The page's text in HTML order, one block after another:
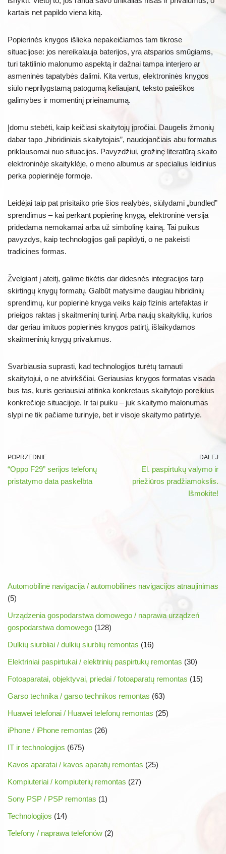
kartais net papildo viena kitą.
Popierinės knygos išlieka nepakeičiamos tam tikrose
situacijose: jos nereikalauja baterijos, yra atsparios smūgiams,
turi taktilinio malonumo aspektą ir dažnai tampa interjero ar
asmeninės tapatybės dalimi. Kita vertus, elektroninės knygos
siūlo neprilygstamą patogumą keliaujant, teksto paieškos
galimybes ir momentinį prieinamumą.
Įdomu stebėti, kaip keičiasi skaitytojų įpročiai. Daugelis žmonių
dabar tapo „hibridiniais skaitytojais”, naudojančiais abu formatus
priklausomai nuo situacijos. Pavyzdžiui, grožinę literatūrą skaito
elektroninėje skaityklėje, o meno albumus ar specialius leidinius
perka popierinėje formoje.
Leidėjai taip pat prisitaiko prie šios realybės, siūlydami „bundled”
sprendimus – kai perkant popierinę knygą, elektroninė versija
pridedama nemokamai arba už simbolinę kainą. Tai puikus
pavyzdys, kaip technologijos gali papildyti, o ne pakeisti
tradicines formas.
Žvelgiant į ateitį, galime tikėtis dar didesnės integracijos tarp
skirtingų knygų formatų. Galbūt matysime daugiau hibridinių
sprendimų, kur popierinė knyga veiks kaip fizinis artefaktas ir
prieigos raktas į skaitmeninį turinį. Arba naujų skaityklių, kurios
dar geriau imituos popierinės knygos patirtį, išlaikydamos
skaitmeninių knygų privalumus.
Svarbiausia suprasti, kad technologijos turėtų tarnauti
skaitytojui, o ne atvirkščiai. Geriausias knygos formatas visada
bus tas, kuris geriausiai atitinka konkretaus skaitytojo poreikius
konkrečioje situacijoje. Ir tai puiku – juk skaitymo malonumas
slypi ne tik pačiame turinyje, bet ir visoje skaitymo patirtyje.
POPRZEDNIE
“Oppo F29” serijos telefonų
pristatymo data paskelbta
DALEJ
El. paspirtukų valymo ir
priežiūros pradžiamokslis.
Išmokite!
Automobilinė navigacija / automobilinės navigacijos atnaujinimas
(5)
Urządzenia gospodarstwa domowego / naprawa urządzeń
gospodarstwa domowego (128)
Dulkių siurbliai / dulkių siurblių remontas (16)
Elektriniai paspirtukai / elektrinių paspirtukų remontas (30)
Fotoaparatai, objektyvai, priedai / fotoaparatų remontas (15)
Garso technika / garso technikos remontas (63)
Huawei telefonai / Huawei telefonų remontas (25)
iPhone / iPhone remontas (26)
IT ir technologijos (675)
Kavos aparatai / kavos aparatų remontas (25)
Kompiuteriai / kompiuterių remontas (27)
Sony PSP / PSP remontas (1)
Technologijos (14)
Telefony / naprawa telefonów (2)